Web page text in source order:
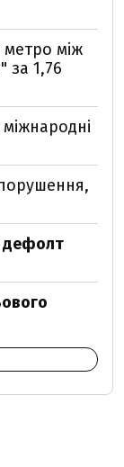
метро між
за 1,76
дефолт